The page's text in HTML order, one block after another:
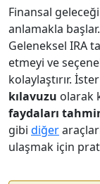
Finansal
anlamakla
Geleneksel IRA
etmeyi ve
kolaylaştırır.
kılavuzu olarak
faydaları
gibi diğer
ulaşmak için